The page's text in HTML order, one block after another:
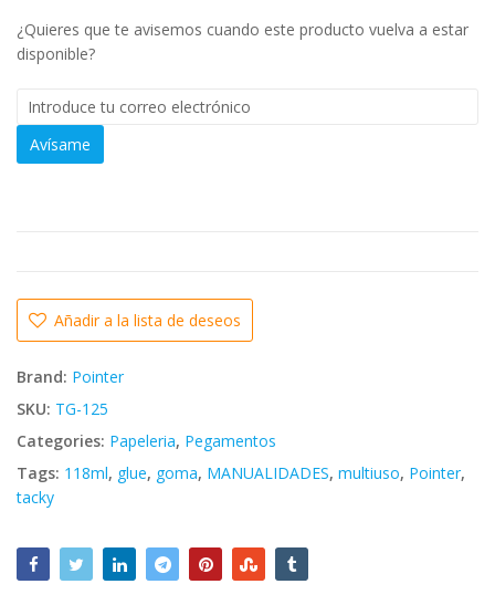
¿Quieres que te avisemos cuando este producto vuelva a estar
disponible?
Avísame
Añadir a la lista de deseos
Brand: Pointer
SKU: TG-125
Categories: Papeleria, Pegamentos
Tags: 118ml, glue, goma, MANUALIDADES, multiuso, Pointer,
tacky